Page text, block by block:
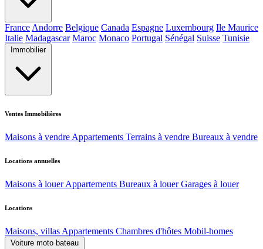
France Andorre Belgique Canada Espagne Luxembourg Ile Maurice
Italie Madagascar Maroc Monaco Portugal Sénégal Suisse Tunisie
Immobilier
Ventes Immobilières
Maisons à vendre Appartements Terrains à vendre Bureaux à vendre
Locations annuelles
Maisons à louer Appartements Bureaux à louer Garages à louer
Locations
Maisons, villas Appartements Chambres d'hôtes Mobil-homes
Voiture moto bateau